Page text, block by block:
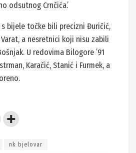
odsutnog Crnčića.’
s bijele točke bili precizni Đuričić,
a nesretnici koji nisu zabili
U redovima Bilogore ’91
Karačić, Stanić i Furmek, a
nk bjelovar